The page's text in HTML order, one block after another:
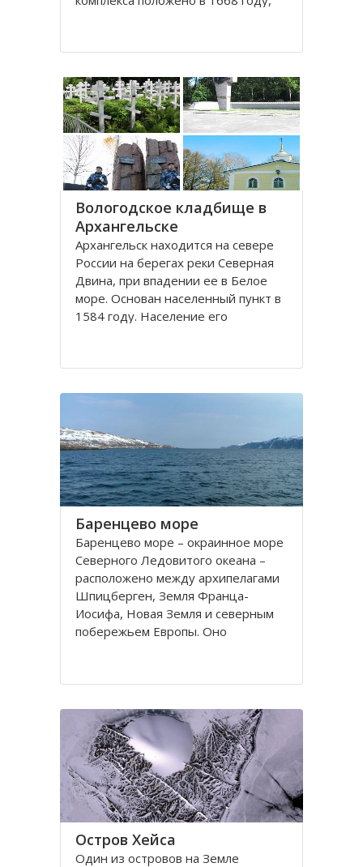
себе две функции: торговую и
Архангельск на тот момент являлся
крупным
Вологодское кладбище в
Архангельске
Архангельск находится на севере
России на берегах реки Северная
Двина, при впадении ее в Белое
море. Основан населенный пункт в
1584 году. Население его
порт. На территории города, в
расположено Вологодское
Баренцево море
Баренцево море – окраинное море
Северного Ледовитого океана –
расположено между архипелагами
Шпицберген, Земля Франца-
Иосифа, Новая Земля и северным
побережьем Европы. Оно
поверхности составляет 1424
Вмещает 282
Остров Хейса
Один из островов на Земле